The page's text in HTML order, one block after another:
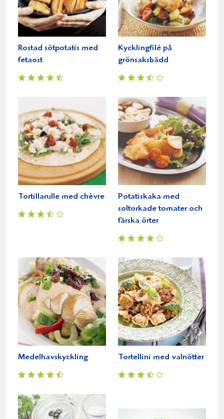
Rostad sötpotatis med
fetaost
Kycklingfilé på
grönsaksbädd
Tortillarulle med chèvre
Potatiskaka med
soltorkade tomater och
färska örter
Medelhavskyckling Tortellini med valnötter